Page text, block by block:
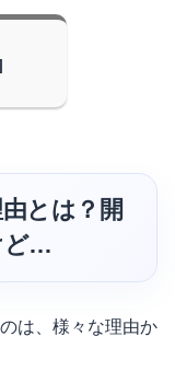
とは？開
ど…
は、様々な理由か